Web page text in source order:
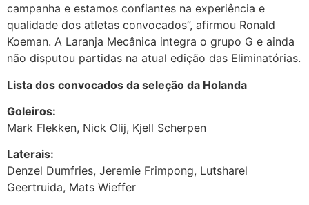
campanha e estamos confiantes na experiência e
qualidade dos atletas convocados”, afirmou Ronald
Koeman. A Laranja Mecânica integra o grupo G e ainda
não disputou partidas na atual edição das Eliminatórias.
Lista dos convocados da seleção da Holanda
Goleiros:
Mark Flekken, Nick Olij, Kjell Scherpen
Laterais:
Denzel Dumfries, Jeremie Frimpong, Lutsharel
Geertruida, Mats Wieffer